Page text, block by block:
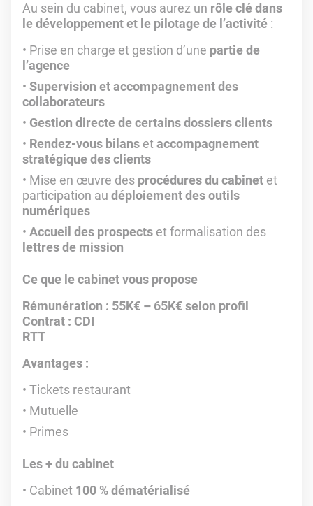
Au sein du cabinet, vous aurez un rôle clé dans
le développement et le pilotage de l’activité :
Prise en charge et gestion d’une partie de
l’agence
Supervision et accompagnement des
collaborateurs
Gestion directe de certains dossiers clients
Rendez-vous bilans et accompagnement
stratégique des clients
Mise en œuvre des procédures du cabinet et
participation au déploiement des outils
numériques
Accueil des prospects et formalisation des
lettres de mission
Ce que le cabinet vous propose
Rémunération : 55K€ – 65K€ selon profil
Contrat : CDI
RTT
Avantages :
Tickets restaurant
Mutuelle
Primes
Les + du cabinet
Cabinet 100 % dématérialisé